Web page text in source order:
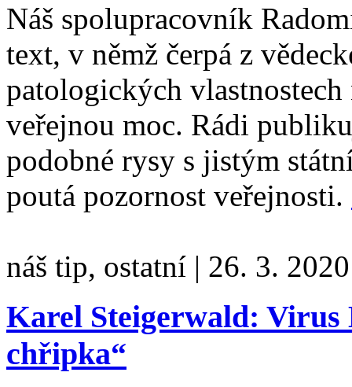
Náš spolupracovník
text, v němž čerpá z
patologických
veřejnou moc. Rádi
podobné rysy s jistým
poutá pozornost veřejnosti.
náš tip, ostatní | 26. 3. 2020
Karel Steigerwald: Virus
chřipka“